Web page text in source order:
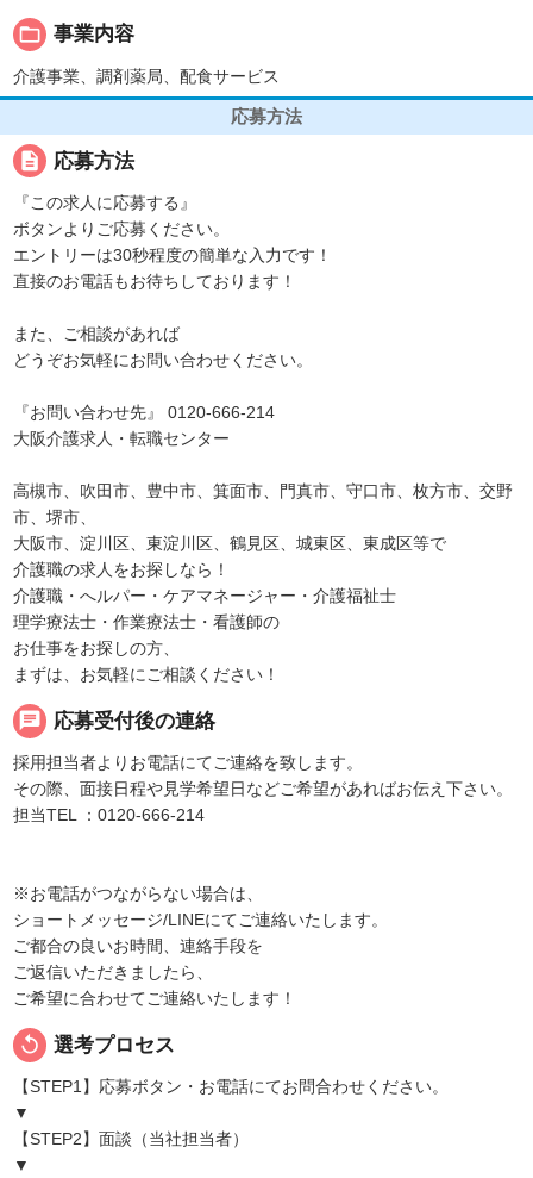
folder_open 事業内容
介護事業、調剤薬局、配食サービス
応募方法
description 応募方法
『この求人に応募する』
ボタンよりご応募ください。
エントリーは30秒程度の簡単な入力です！
直接のお電話もお待ちしております！
また、ご相談があれば
どうぞお気軽にお問い合わせください。
『お問い合わせ先』 0120-666-214
大阪介護求人・転職センター
高槻市、吹田市、豊中市、箕面市、門真市、守口市、枚方市、交野
市、堺市、
大阪市、淀川区、東淀川区、鶴見区、城東区、東成区等で
介護職の求人をお探しなら！
介護職・へルパー・ケアマネージャー・介護福祉士
理学療法士・作業療法士・看護師の
お仕事をお探しの方、
まずは、お気軽にご相談ください！
chat 応募受付後の連絡
採用担当者よりお電話にてご連絡を致します。
その際、面接日程や見学希望日などご希望があればお伝え下さい。
担当TEL ：0120-666-214
※お電話がつながらない場合は、
ショートメッセージ/LINEにてご連絡いたします。
ご都合の良いお時間、連絡手段を
ご返信いただきましたら、
ご希望に合わせてご連絡いたします！
replay 選考プロセス
【STEP1】応募ボタン・お電話にてお問合わせください。
▼
【STEP2】面談（当社担当者）
▼